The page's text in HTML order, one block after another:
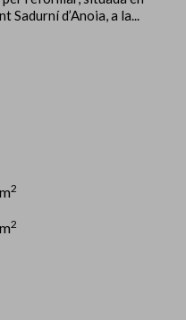
Sadurní d’Anoia, a la...
2
2